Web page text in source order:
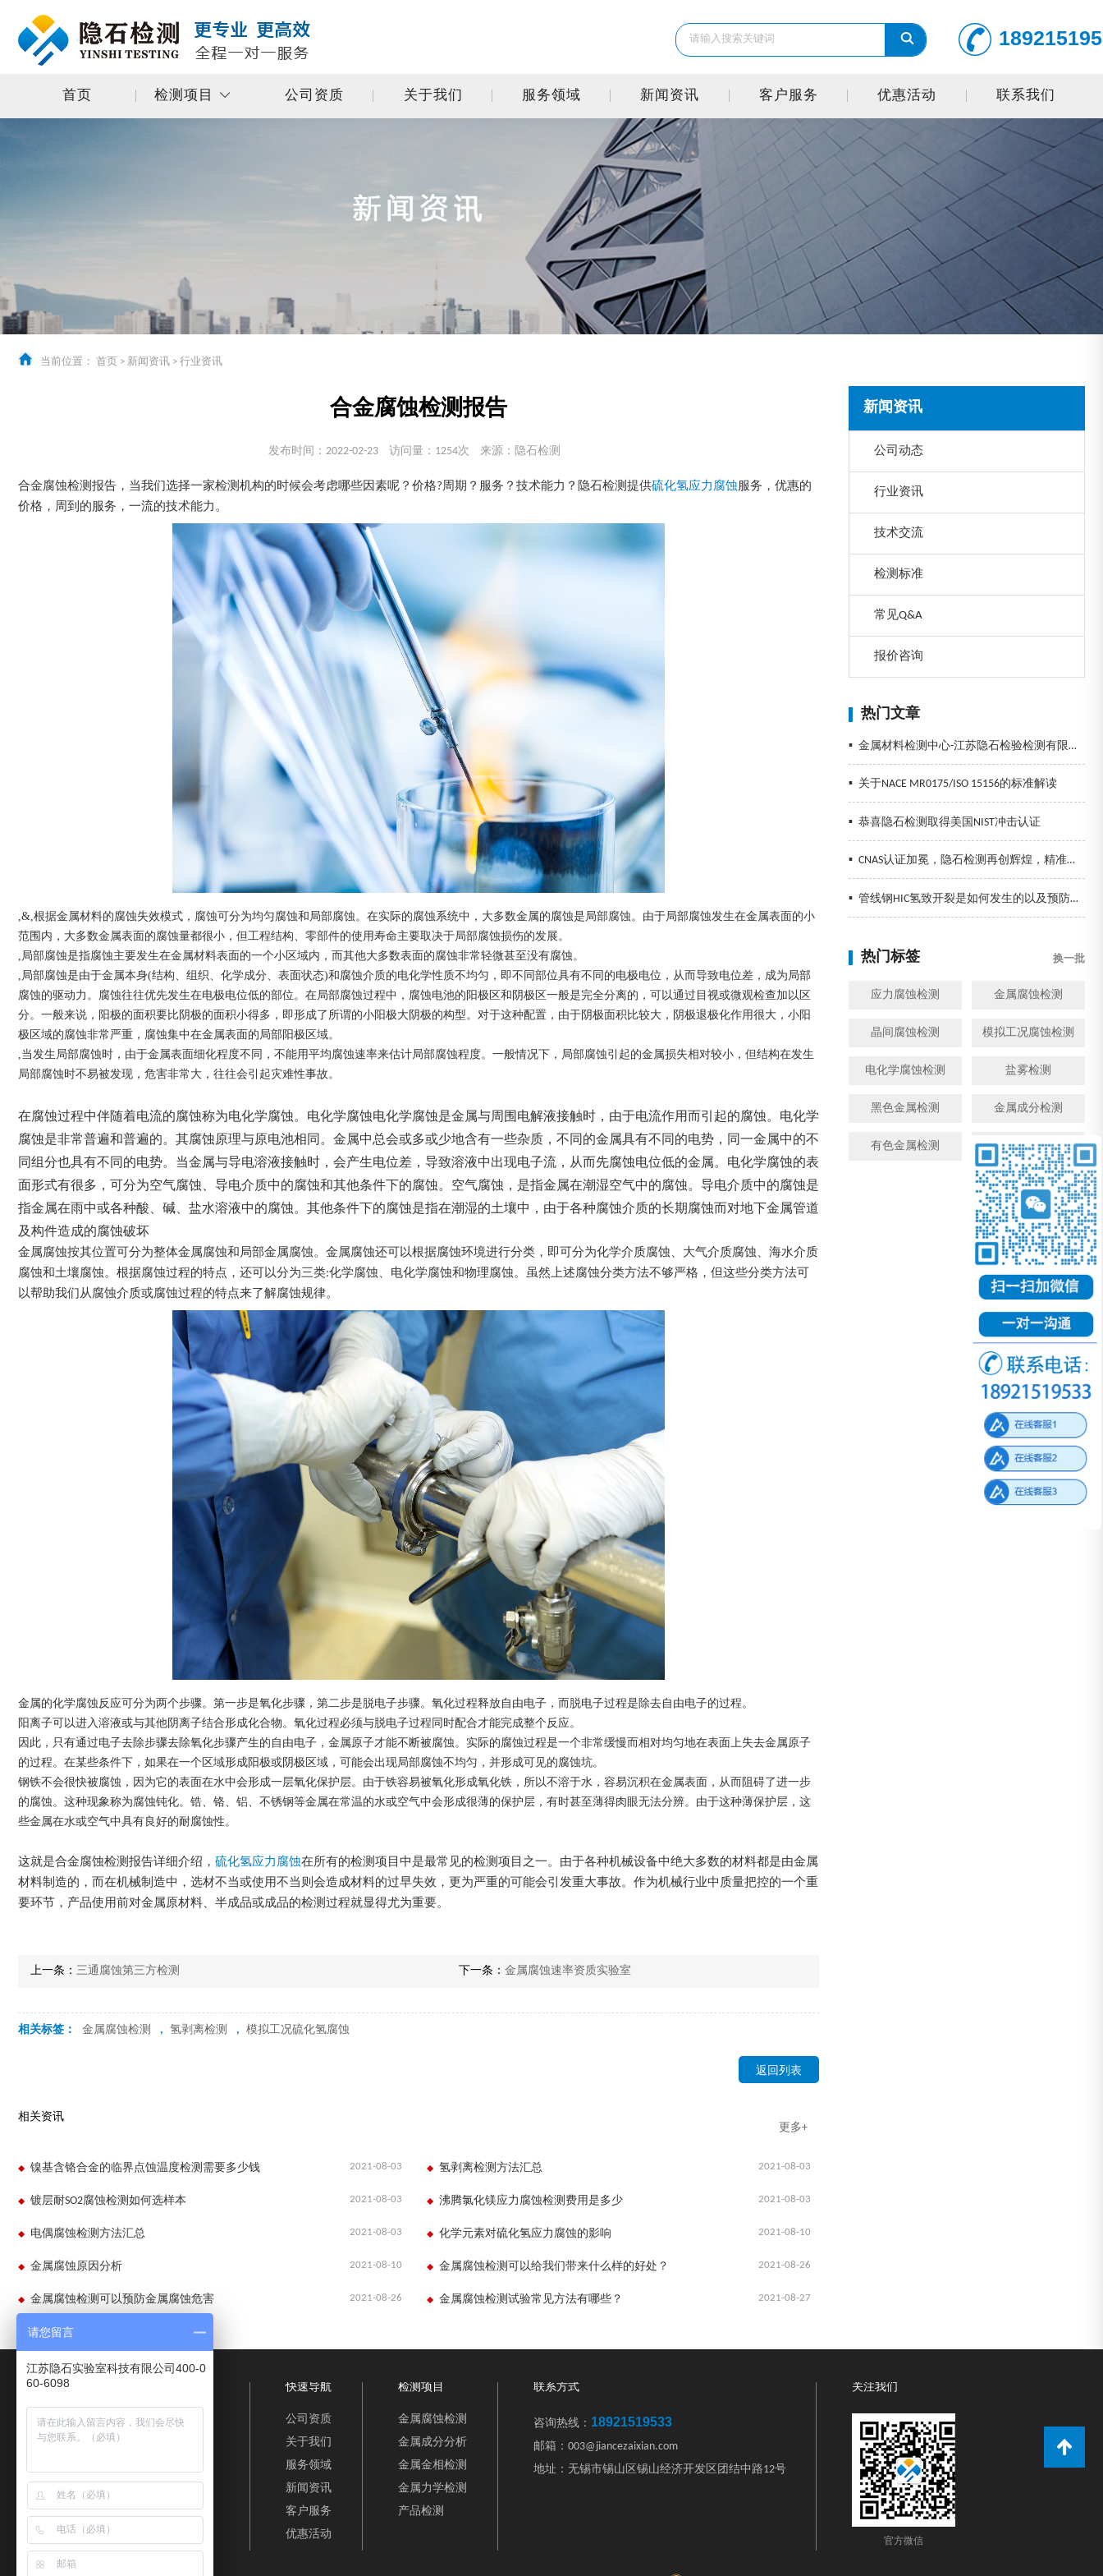
首页 检测项目 公司资质 关于我们 服务领域 新闻资讯 客户服务 优惠活动 联系我们
当前位置： 首页 > 新闻资讯 > 行业资讯
新闻资讯
公司动态
行业资讯
技术交流
检测标准
常见Q&A
报价咨询
热门文章
▪ 金属材料检测中心-江苏隐石检验检测有限公司
▪ 关于NACE MR0175/ISO 15156的标准解读
▪ 恭喜隐石检测取得美国NIST冲击认证
▪ CNAS认证加冕，隐石检测再创辉煌，精准检测助力企业发展！
▪ 管线钢HIC氢致开裂是如何发生的以及预防措施
热门标签 换一批
应力腐蚀检测 金属腐蚀检测
晶间腐蚀检测 模拟工况腐蚀检测
电化学腐蚀检测 盐雾检测
黑色金属检测 金属成分检测
有色金属检测 微观金相检测
合金腐蚀检测报告
发布时间：2022-02-23 访问量：1254次 来源：隐石检测
合金腐蚀检测报告，当我们选择一家检测机构的时候会考虑哪些因素呢？价格?周期？服务？技术能力？隐石检测提供硫化氢应力腐蚀服务，优惠的
价格，周到的服务，一流的技术能力。
,&,根据金属材料的腐蚀失效模式，腐蚀可分为均匀腐蚀和局部腐蚀。在实际的腐蚀系统中，大多数金属的腐蚀是局部腐蚀。由于局部腐蚀发生在金属表面的小
范围内，大多数金属表面的腐蚀量都很小，但工程结构、零部件的使用寿命主要取决于局部腐蚀损伤的发展。
,局部腐蚀是指腐蚀主要发生在金属材料表面的一个小区域内，而其他大多数表面的腐蚀非常轻微甚至没有腐蚀。
,局部腐蚀是由于金属本身(结构、组织、化学成分、表面状态)和腐蚀介质的电化学性质不均匀，即不同部位具有不同的电极电位，从而导致电位差，成为局部
腐蚀的驱动力。腐蚀往往优先发生在电极电位低的部位。在局部腐蚀过程中，腐蚀电池的阳极区和阴极区一般是完全分离的，可以通过目视或微观检查加以区
分。一般来说，阳极的面积要比阴极的面积小得多，即形成了所谓的小阳极大阴极的构型。对于这种配置，由于阴极面积比较大，阴极退极化作用很大，小阳
极区域的腐蚀非常严重，腐蚀集中在金属表面的局部阳极区域。
,当发生局部腐蚀时，由于金属表面细化程度不同，不能用平均腐蚀速率来估计局部腐蚀程度。一般情况下，局部腐蚀引起的金属损失相对较小，但结构在发生
局部腐蚀时不易被发现，危害非常大，往往会引起灾难性事故。
在腐蚀过程中伴随着电流的腐蚀称为电化学腐蚀。电化学腐蚀电化学腐蚀是金属与周围电解液接触时，由于电流作用而引起的腐蚀。电化学
腐蚀是非常普遍和普遍的。其腐蚀原理与原电池相同。金属中总会或多或少地含有一些杂质，不同的金属具有不同的电势，同一金属中的不
同组分也具有不同的电势。当金属与导电溶液接触时，会产生电位差，导致溶液中出现电子流，从而先腐蚀电位低的金属。电化学腐蚀的表
面形式有很多，可分为空气腐蚀、导电介质中的腐蚀和其他条件下的腐蚀。空气腐蚀，是指金属在潮湿空气中的腐蚀。导电介质中的腐蚀是
指金属在雨中或各种酸、碱、盐水溶液中的腐蚀。其他条件下的腐蚀是指在潮湿的土壤中，由于各种腐蚀介质的长期腐蚀而对地下金属管道
及构件造成的腐蚀破坏
金属腐蚀按其位置可分为整体金属腐蚀和局部金属腐蚀。金属腐蚀还可以根据腐蚀环境进行分类，即可分为化学介质腐蚀、大气介质腐蚀、海水介质
腐蚀和土壤腐蚀。根据腐蚀过程的特点，还可以分为三类:化学腐蚀、电化学腐蚀和物理腐蚀。虽然上述腐蚀分类方法不够严格，但这些分类方法可
以帮助我们从腐蚀介质或腐蚀过程的特点来了解腐蚀规律。
金属的化学腐蚀反应可分为两个步骤。第一步是氧化步骤，第二步是脱电子步骤。氧化过程释放自由电子，而脱电子过程是除去自由电子的过程。
阳离子可以进入溶液或与其他阴离子结合形成化合物。氧化过程必须与脱电子过程同时配合才能完成整个反应。
因此，只有通过电子去除步骤去除氧化步骤产生的自由电子，金属原子才能不断被腐蚀。实际的腐蚀过程是一个非常缓慢而相对均匀地在表面上失去金属原子
的过程。在某些条件下，如果在一个区域形成阳极或阴极区域，可能会出现局部腐蚀不均匀，并形成可见的腐蚀坑。
钢铁不会很快被腐蚀，因为它的表面在水中会形成一层氧化保护层。由于铁容易被氧化形成氧化铁，所以不溶于水，容易沉积在金属表面，从而阻碍了进一步
的腐蚀。这种现象称为腐蚀钝化。锆、铬、铝、不锈钢等金属在常温的水或空气中会形成很薄的保护层，有时甚至薄得肉眼无法分辨。由于这种薄保护层，这
些金属在水或空气中具有良好的耐腐蚀性。
这就是合金腐蚀检测报告详细介绍， 硫化氢应力腐蚀在所有的检测项目中是最常见的检测项目之一。由于各种机械设备中绝大多数的材料都是由金属
材料制造的，而在机械制造中，选材不当或使用不当则会造成材料的过早失效，更为严重的可能会引发重大事故。作为机械行业中质量把控的一个重
要环节，产品使用前对金属原材料、半成品或成品的检测过程就显得尤为重要。
上一条： 三通腐蚀第三方检测 下一条： 金属腐蚀速率资质实验室
相关标签： 金属腐蚀检测 , 氢剥离检测 , 模拟工况硫化氢腐蚀
返回列表
相关资讯
更多+
2021-08-03
镍基含铬合金的临界点蚀温度检测需要多少钱 2021-08-03
氢剥离检测方法汇总
2021-08-03
镀层耐SO2腐蚀检测如何选样本 2021-08-03
沸腾氯化镁应力腐蚀检测费用是多少
2021-08-03
电偶腐蚀检测方法汇总 2021-08-10
化学元素对硫化氢应力腐蚀的影响
2021-08-10
金属腐蚀原因分析 2021-08-26
金属腐蚀检测可以给我们带来什么样的好处？
2021-08-26
金属腐蚀检测可以预防金属腐蚀危害 2021-08-27
金属腐蚀检测试验常见方法有哪些？
快速导航
公司资质
关于我们
服务领域
新闻资讯
客户服务
优惠活动
检测项目
金属腐蚀检测
金属成分分析
金属金相检测
金属力学检测
产品检测
联系方式
咨询热线： 18921519533
邮箱：003@jiancezaixian.com
地址：无锡市锡山区锡山经济开发区团结中路12号
关注我们
官方微信
请您留言
江苏隐石实验室科技有限公司400-0
60-6098